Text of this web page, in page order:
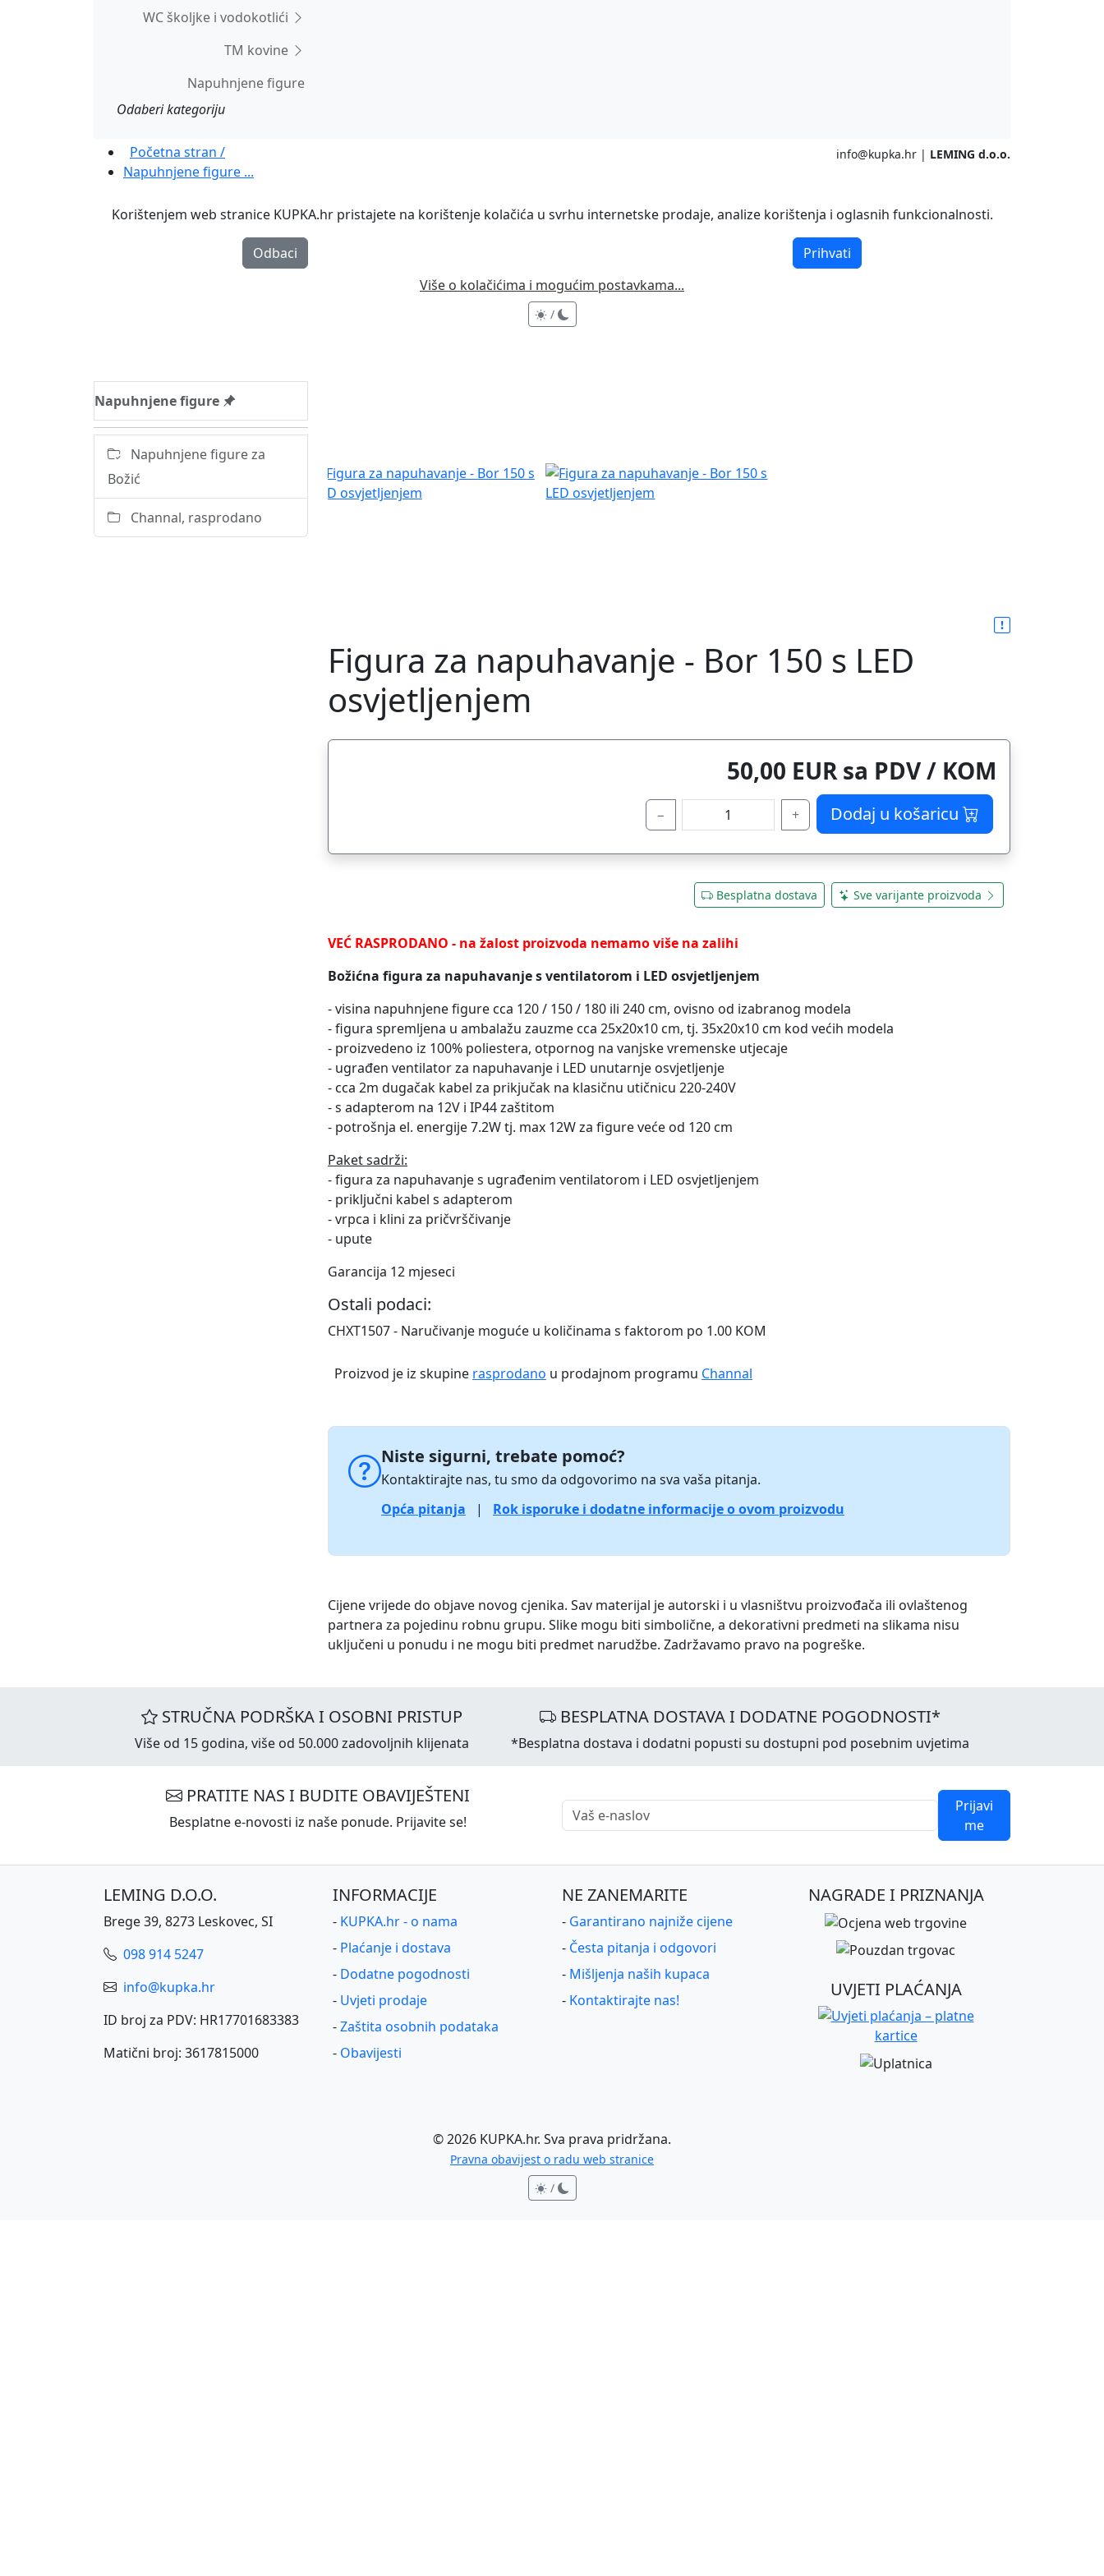
WC školjke i vodokotlići
TM kovine
Napuhnjene figure
Odaberi kategoriju
Početna stran /
Napuhnjene figure ...
info@kupka.hr | LEMING d.o.o.
Korištenjem web stranice KUPKA.hr pristajete na korištenje kolačića u svrhu internetske prodaje, analize korištenja i oglasnih funkcionalnosti.
Odbaci
Prihvati
Više o kolačićima i mogućim postavkama...
/
Napuhnjene figure
Napuhnjene figure za
Božić
Channal, rasprodano
Figura za napuhavanje - Bor 150 s LED
osvjetljenjem
50,00 EUR sa PDV / KOM
− + Dodaj u košaricu
Besplatna dostava Sve varijante proizvoda
VEĆ RASPRODANO - na žalost proizvoda nemamo više na zalihi
Božićna figura za napuhavanje s ventilatorom i LED osvjetljenjem
- visina napuhnjene figure cca 120 / 150 / 180 ili 240 cm, ovisno od izabranog modela
- figura spremljena u ambalažu zauzme cca 25x20x10 cm, tj. 35x20x10 cm kod većih modela
- proizvedeno iz 100% poliestera, otpornog na vanjske vremenske utjecaje
- ugrađen ventilator za napuhavanje i LED unutarnje osvjetljenje
- cca 2m dugačak kabel za prikjučak na klasičnu utičnicu 220-240V
- s adapterom na 12V i IP44 zaštitom
- potrošnja el. energije 7.2W tj. max 12W za figure veće od 120 cm
Paket sadrži:
- figura za napuhavanje s ugrađenim ventilatorom i LED osvjetljenjem
- priključni kabel s adapterom
- vrpca i klini za pričvrščivanje
- upute
Garancija 12 mjeseci
Ostali podaci:
CHXT1507 - Naručivanje moguće u količinama s faktorom po 1.00 KOM
Proizvod je iz skupine rasprodano u prodajnom programu Channal
Niste sigurni, trebate pomoć?
Kontaktirajte nas, tu smo da odgovorimo na sva vaša pitanja.
Opća pitanja
| Rok isporuke i dodatne informacije o ovom proizvodu
Cijene vrijede do objave novog cjenika. Sav materijal je autorski i u vlasništvu proizvođača ili ovlaštenog
partnera za pojedinu robnu grupu. Slike mogu biti simbolične, a dekorativni predmeti na slikama nisu
uključeni u ponudu i ne mogu biti predmet narudžbe. Zadržavamo pravo na pogreške.
STRUČNA PODRŠKA I OSOBNI PRISTUP
Više od 15 godina, više od 50.000 zadovoljnih klijenata
BESPLATNA DOSTAVA I DODATNE POGODNOSTI*
*Besplatna dostava i dodatni popusti su dostupni pod posebnim uvjetima
PRATITE NAS I BUDITE OBAVIJEŠTENI
Besplatne e-novosti iz naše ponude. Prijavite se!
Prijavi
me
LEMING D.O.O.
Brege 39, 8273 Leskovec, SI
098 914 5247
info@kupka.hr
ID broj za PDV: HR17701683383
Matični broj: 3617815000
INFORMACIJE
- KUPKA.hr - o nama
- Plaćanje i dostava
- Dodatne pogodnosti
- Uvjeti prodaje
-Zaštita osobnih podataka
- Obavijesti
NE ZANEMARITE
- Garantirano najniže cijene
- Česta pitanja i odgovori
- Mišljenja naših kupaca
- Kontaktirajte nas!
NAGRADE I PRIZNANJA
UVJETI PLAĆANJA
©2026 KUPKA.hr. Sva prava pridržana.
Pravna obavijest o radu web stranice
/